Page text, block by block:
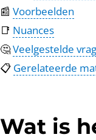
📰 Voorbeelden
📑 Nuances
🤔Veelgestelde
📋 Gerelateerde
Wat is